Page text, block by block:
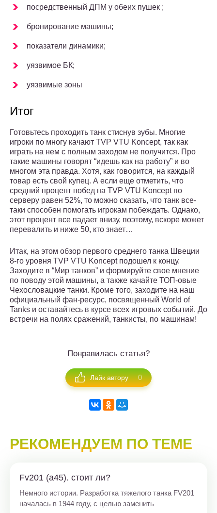
посредственный ДПМ у обеих пушек ;
бронирование машины;
показатели динамики;
уязвимое БК;
уязвимые зоны
Итог
Готовьтесь проходить танк стиснув зубы. Многие
игроки по многу качают TVP VTU Koncept, так как
играть на нем с полным заходом не получится. Про
такие машины говорят “идешь как на работу” и во
многом эта правда. Хотя, как говорится, на каждый
товар есть свой купец. А если еще отметить, что
средний процент побед на TVP VTU Koncept по
серверу равен 52%, то можно сказать, что танк все-
таки способен помогать игрокам побеждать. Однако,
этот процент все падает внизу, поэтому, вскоре может
перевалить и ниже 50, кто знает…
Итак, на этом обзор первого среднего танка Швеции
8-го уровня TVP VTU Koncept подошел к концу.
Заходите в “Мир танков” и формируйте свое мнение
по поводу этой машины, а также качайте ТОП-овые
Чехословацкие танки. Кроме того, заходите на наш
официальный фан-ресурс, посвященный World of
Tanks и оставайтесь в курсе всех игровых событий. До
встречи на полях сражений, танкисты, по машинам!
Понравилась статья?
Лайк автору 0
РЕКОМЕНДУЕМ ПО ТЕМЕ
Fv201 (a45). стоит ли?
Немного истории. Разработка тяжелого танка FV201
началась в 1944 году, с целью заменить